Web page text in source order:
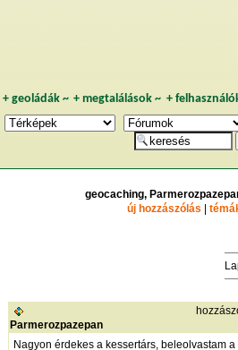
+ geoládák~ +megtalálások ~ +
geocaching,
új hozzászólás |
Parmerozpazepan
Nagyon érdekes a kessertárs, beleolvastam